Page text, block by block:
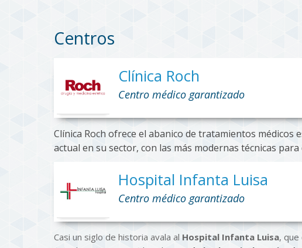
Centros
Clínica Roch
Centro médico garantizado
Clínica Roch ofrece el abanico de tratamientos médicos
actual en su sector, con las más modernas técnicas
Hospital Infanta Luisa
Centro médico garantizado
Casi un siglo de historia avala al Hospital Infanta Luisa, que